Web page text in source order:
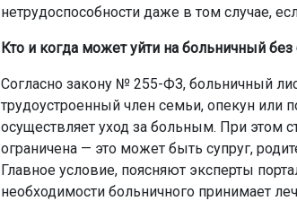
нетрудоспособности даже в том случае,
Кто и когда может уйти на больничный без
Согласно закону № 255-ФЗ, больничный
трудоустроенный член семьи, опекун или
осуществляет уход за больным. При этом
ограничена — это может быть супруг,
Главное условие, поясняют эксперты
необходимости больничного принимает